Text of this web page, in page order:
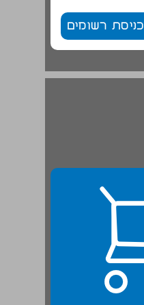
כניסת רשומים